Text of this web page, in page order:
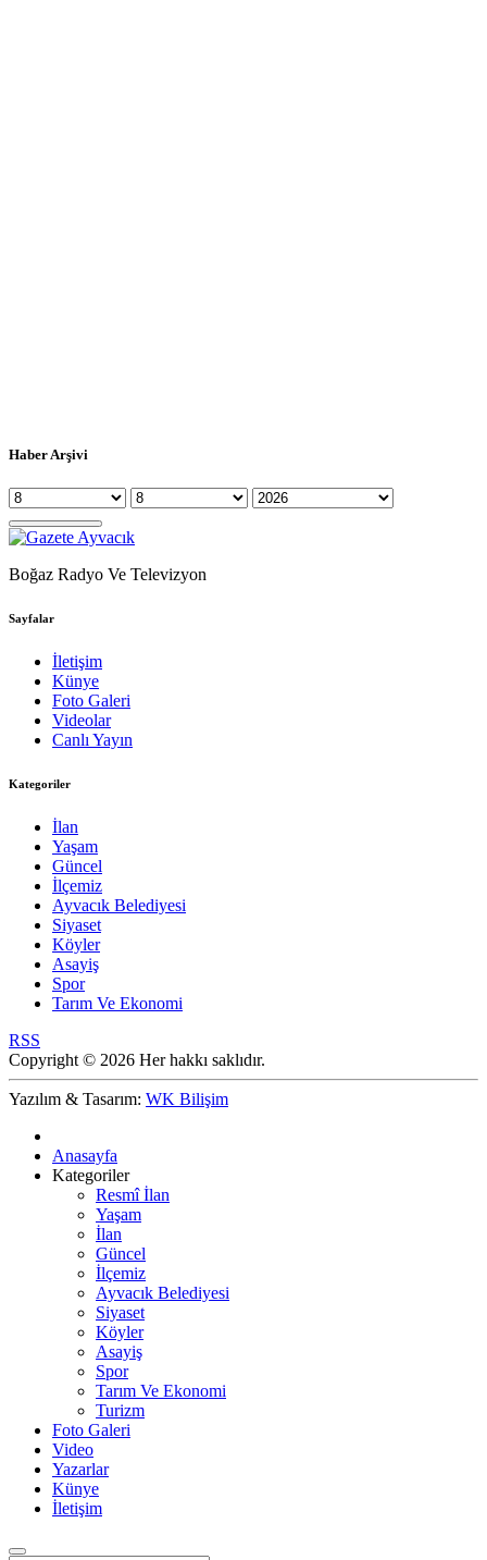
Haber Arşivi
Boğaz Radyo Ve Televizyon
Sayfalar
İletişim
Künye
Foto Galeri
Videolar
Canlı Yayın
Kategoriler
İlan
Yaşam
Güncel
İlçemiz
Ayvacık Belediyesi
Siyaset
Köyler
Asayiş
Spor
Tarım Ve Ekonomi
RSS
Copyright © 2026 Her hakkı saklıdır.
Yazılım & Tasarım: WK Bilişim
Anasayfa
Kategoriler
Resmî İlan
Yaşam
İlan
Güncel
İlçemiz
Ayvacık Belediyesi
Siyaset
Köyler
Asayiş
Spor
Tarım Ve Ekonomi
Turizm
Foto Galeri
Video
Yazarlar
Künye
İletişim